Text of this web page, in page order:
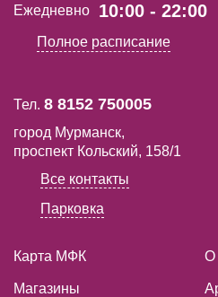
Ежедневно 10:00 - 22:00
Полное расписание
Тел. 8 8152 750005
город Мурманск,
проспект Кольский, 158/1
Все контакты
Парковка
Карта МФК
Магазины
О